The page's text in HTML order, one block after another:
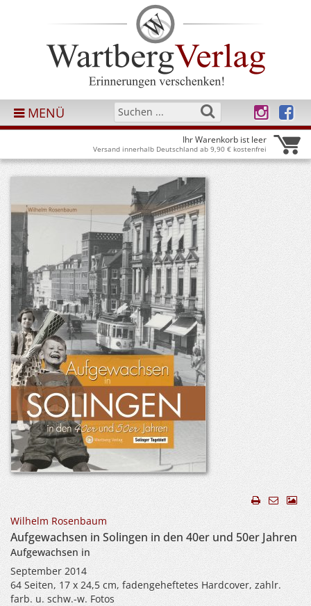
MENÜ
Ihr Warenkorb ist leer
Versand innerhalb Deutschland ab 9,90 € kostenfrei
Wilhelm Rosenbaum
Aufgewachsen in Solingen in den 40er und 50er Jahren
Aufgewachsen in
September 2014
64 Seiten, 17 x 24,5 cm, fadengeheftetes Hardcover, zahlr.
farb. u. schw.-w. Fotos